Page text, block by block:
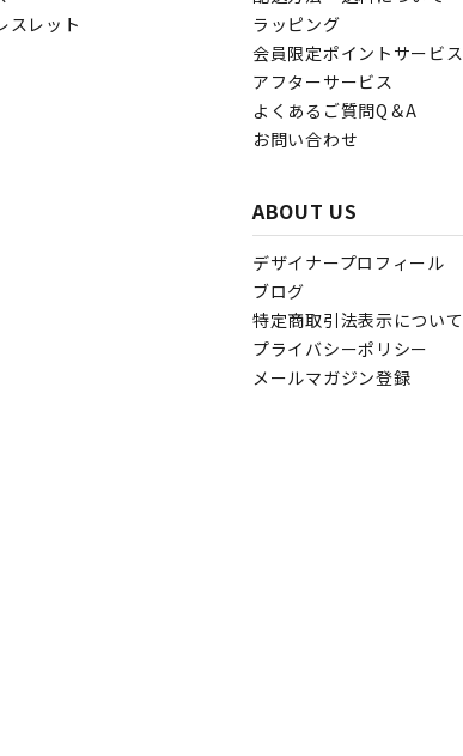
レット
ラッピング
会員限定ポイントサービス
アフターサービス
よくあるご質問Q＆A
お問い合わせ
ABOUT US
デザイナープロフィール
ブログ
特定商取引法表示について
プライバシーポリシー
メールマガジン登録